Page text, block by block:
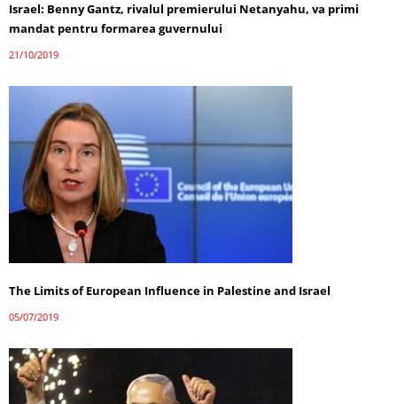
Israel: Benny Gantz, rivalul premierului Netanyahu, va primi
mandat pentru formarea guvernului
21/10/2019
The Limits of European Influence in Palestine and Israel
05/07/2019